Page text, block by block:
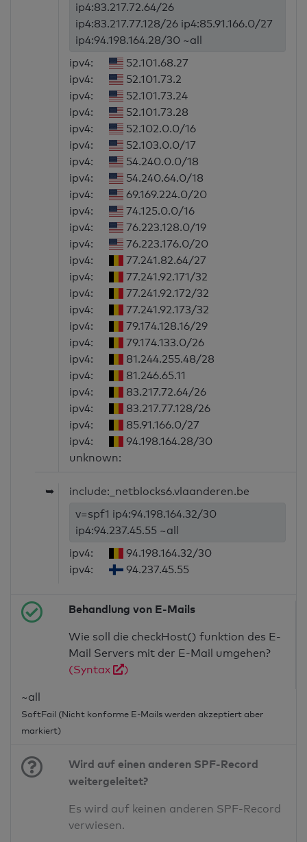
ip4:83.217.72.64/26
ip4:83.217.77.128/26 ip4:85.91.166.0/27
ip4:94.198.164.28/30 ~all
ipv4:
52.101.68.27
ipv4:
52.101.73.2
ipv4:
52.101.73.24
ipv4:
52.101.73.28
ipv4:
52.102.0.0/16
ipv4:
52.103.0.0/17
ipv4:
54.240.0.0/18
ipv4:
54.240.64.0/18
ipv4:
69.169.224.0/20
ipv4:
74.125.0.0/16
ipv4:
76.223.128.0/19
ipv4:
76.223.176.0/20
ipv4:
77.241.82.64/27
ipv4:
77.241.92.171/32
ipv4:
77.241.92.172/32
ipv4:
77.241.92.173/32
ipv4:
79.174.128.16/29
ipv4:
79.174.133.0/26
ipv4:
81.244.255.48/28
ipv4:
81.246.65.11
ipv4:
83.217.72.64/26
ipv4:
83.217.77.128/26
ipv4:
85.91.166.0/27
ipv4:
94.198.164.28/30
unknown:
➥
include:_netblocks6.vlaanderen.be
v=spf1 ip4:94.198.164.32/30
ip4:94.237.45.55 ~all
ipv4:
94.198.164.32/30
ipv4:
94.237.45.55
Behandlung von E-Mails
Wie soll die checkHost() funktion des E-
Mail Servers mit der E-Mail umgehen?
(Syntax
)
~all
SoftFail (Nicht konforme E-Mails werden akzeptiert aber
markiert)
Wird auf einen anderen SPF-Record
weitergeleitet?
Es wird auf keinen anderen SPF-Record
verwiesen.